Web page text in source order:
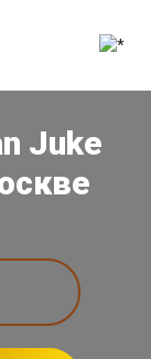
Juke